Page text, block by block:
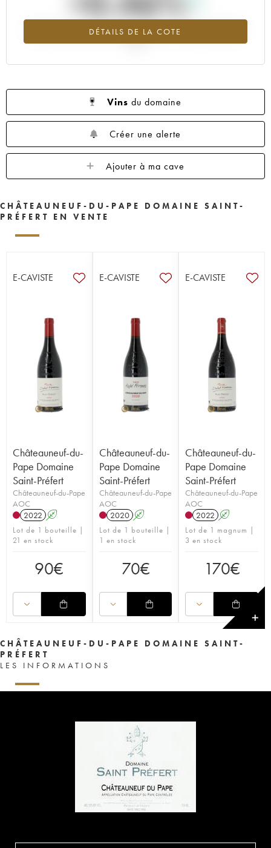
DÉTAILS DE LA COTE
Tendance à la hausse du millésime 2006 en 2026 par rapport à
Vins du domaine
Créer une alerte
Ajouter à ma cave
CHÂTEAUNEUF-DU-PAPE DOMAINE SAINT-
PRÉFERT EN VENTE
E-CAVISTE
Châteauneuf-du-
Pape Domaine
Saint-Préfert
Châteauneuf-du-Pape
AOC
2022 A
Lot de 1 bouteille |
21 en stock
90€
E-CAVISTE
Châteauneuf-du-
Pape Domaine
Saint-Préfert
Châteauneuf-du-Pape
AOC
2020 A
Lot de 1 bouteille |
1 en stock
70€
E-CAVISTE
Châteauneuf-du-
Pape Domaine
Saint-Préfert
Châteauneuf-du-Pape
AOC
2022 A
Lot de 1 magnum |
3 en stock
170€
✕
CHÂTEAUNEUF-DU-PAPE DOMAINE SAINT-
PRÉFERT
LES INFORMATIONS